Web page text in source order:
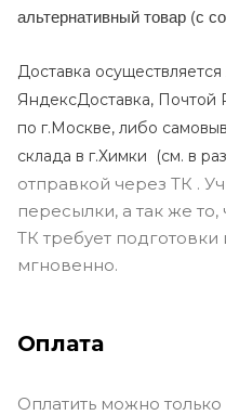
альтернативный товар (с
Доставка
ЯндексДоставка,
по г.Москве, либо
склада в г.Химки (см. в
отправкой через ТК .
пересылки, а так же то,
ТК требует
мгновенно.
Оплата
Оплатить можно